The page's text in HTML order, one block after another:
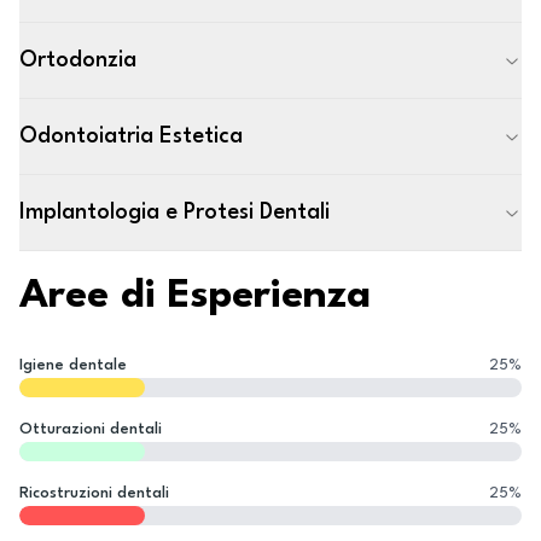
Ortodonzia
Odontoiatria Estetica
Implantologia e Protesi Dentali
Aree di Esperienza
Igiene dentale 25%
Otturazioni dentali 25%
Ricostruzioni dentali 25%